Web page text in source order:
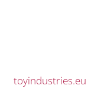
toyindustries.eu